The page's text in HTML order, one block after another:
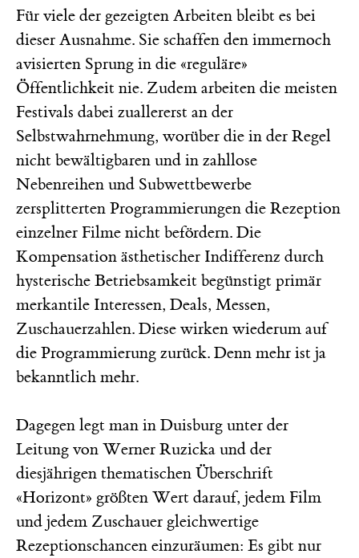
Für viele der gezeigten Arbeiten bleibt es bei
dieser Ausnahme. Sie schaffen den immernoch
avisierten Sprung in die «reguläre»
Öffentlichkeit nie. Zudem arbeiten die meisten
Festivals dabei zuallererst an der
Selbstwahrnehmung, worüber die in der Regel
nicht bewältigbaren und in zahllose
Nebenreihen und Subwettbewerbe
zersplitterten Programmierungen die Rezeption
einzelner Filme nicht befördern. Die
Kompensation ästhetischer Indifferenz durch
hysterische Betriebsamkeit begünstigt primär
merkantile Interessen, Deals, Messen,
Zuschauerzahlen. Diese wirken wiederum auf
die Programmierung zurück. Denn mehr ist ja
bekanntlich mehr.
Dagegen legt man in Duisburg unter der
Leitung von Werner Ruzicka und der
diesjährigen thematischen Überschrift
«Horizont» größten Wert darauf, jedem Film
und jedem Zuschauer gleichwertige
Rezeptionschancen einzuräumen: Es gibt nur